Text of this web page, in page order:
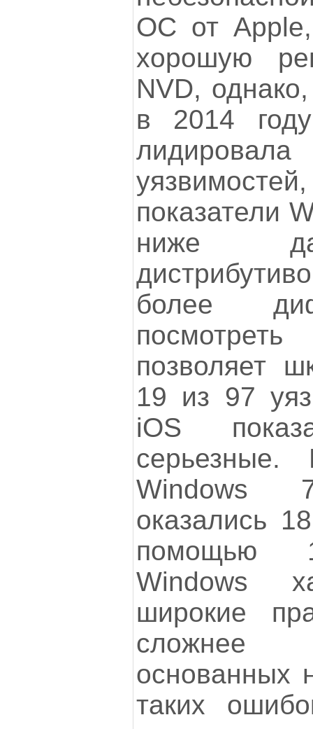
ОС от
хорошую
NVD,
в 2014
показатели
ниже
более
позволяет
19 из 97
iOS
Windows
оказались
помощью
Windows
широкие
сложнее
основанных
таких